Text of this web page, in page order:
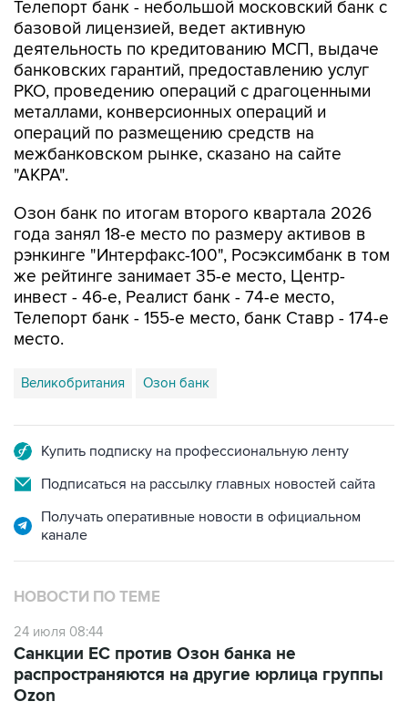
деятельность по кредитованию МСП, выдаче
банковских гарантий, предоставлению услуг
РКО, проведению операций с драгоценными
металлами, конверсионных операций и
операций по размещению средств на
межбанковском рынке, сказано на сайте
"АКРА".
Озон банк по итогам второго квартала 2026
рэнкинге "Интерфакс-100", Росэксимбанк в том
же рейтинге занимает 35-е место, Центр-
инвест - 46-е, Реалист банк - 74-е место,
Телепорт банк - 155-е место, банк Ставр - 174-е
место.
Великобритания
Подписаться на рассылку главных новостей сайта
Получать оперативные новости в официальном
НОВОСТИ ПО ТЕМЕ
24 июля 08:44
распространяются на другие юрлица группы
Ozon